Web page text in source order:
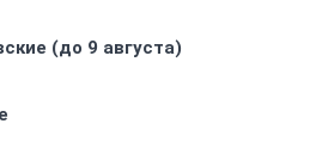
(до 9 августа)